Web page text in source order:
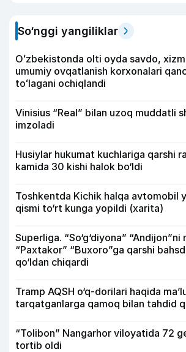
So‘nggi yangiliklar
Oʻzbekistonda olti oyda savdo,
umumiy ovqatlanish korxonalari
toʻlagani ochiqlandi
Vinisius “Real” bilan uzoq muddatli
imzoladi
Husiylar hukumat kuchlariga qarshi
kamida 30 kishi halok bo‘ldi
Toshkentda Kichik halqa avtomobil
qismi to‘rt kunga yopildi (xarita)
Superliga. “So‘g‘diyona” “Andijon”ni
“Paxtakor” “Buxoro”ga qarshi
qo‘ldan chiqardi
Tramp AQSH o‘q-dorilari haqida
tarqatganlarga qamoq bilan tahdid
“Tolibon” Nangarhor viloyatida 72
tortib oldi